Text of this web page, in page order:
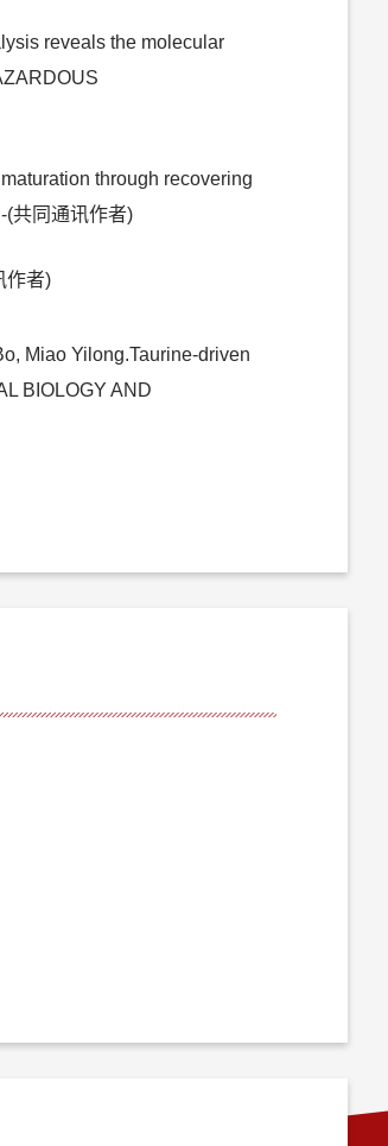
reveals the molecular
through recovering
(共同通讯作者)
作者)
Miao Yilong.Taurine-driven
BIOLOGY AND